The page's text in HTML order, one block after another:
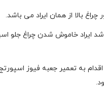
بالا از همان ایراد می باشد.
شد ایراد خاموش شدن چراغ جلو
به تعمیر جعبه فیوز